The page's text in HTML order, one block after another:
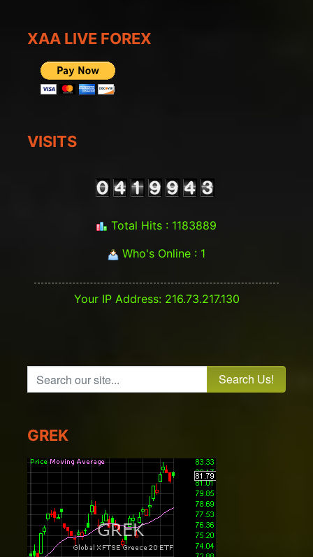
XAA LIVE FOREX
VISITS
Total Hits : 1183889
Who's Online : 1
Your IP Address: 216.73.217.130
Search our site...
GREK